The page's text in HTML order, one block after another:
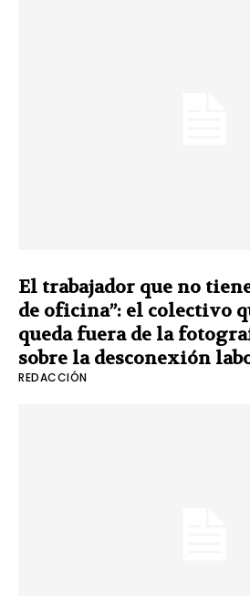
El trabajador que no
de oficina”: el colectivo
queda fuera de la
sobre la desconexión
REDACCIÓN